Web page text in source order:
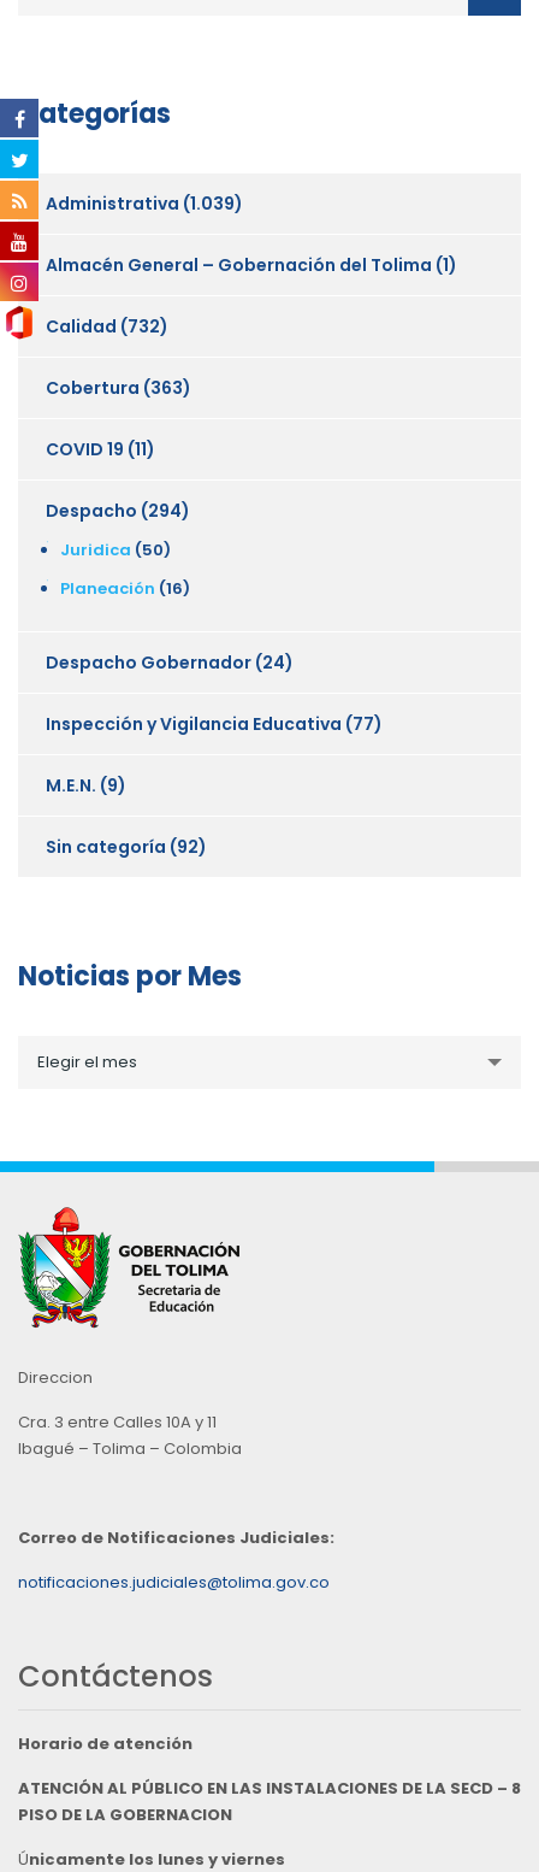
Categorías
Administrativa (1.039)
Almacén General – Gobernación del Tolima (1)
Calidad (732)
Cobertura (363)
COVID 19 (11)
Despacho (294)
Juridica (50)
Planeación (16)
Despacho Gobernador (24)
Inspección y Vigilancia Educativa (77)
M.E.N. (9)
Sin categoría (92)
Noticias por Mes
porElegir el mes
Direccion
Cra. 3 entre Calles 10A y 11
Ibagué – Tolima – Colombia
Correo de Notificaciones Judiciales:
notificaciones.judiciales@tolima.gov.co
Contáctenos
Horario de atención
ATENCIÓN AL PÚBLICO EN LAS INSTALACIONES DE LA SECD – 8
PISO DE LA GOBERNACION
Únicamente los lunes y viernes